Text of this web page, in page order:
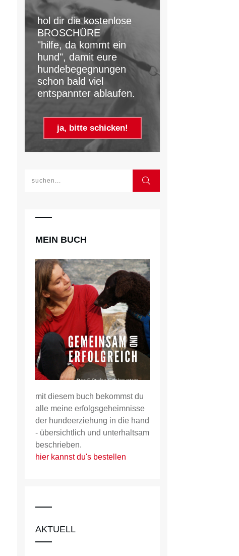
hol dir die kostenlose
BROSCHÜRE
"hilfe, da kommt ein
hund", damit eure
hundebegegnungen
schon bald viel
entspannter ablaufen.
ja, bitte schicken!
MEIN BUCH
mit diesem buch bekommst du
alle meine erfolgsgeheimnisse
der hundeerziehung in die hand
- übersichtlich und unterhaltsam
beschrieben.
hier kannst du's bestellen
AKTUELL